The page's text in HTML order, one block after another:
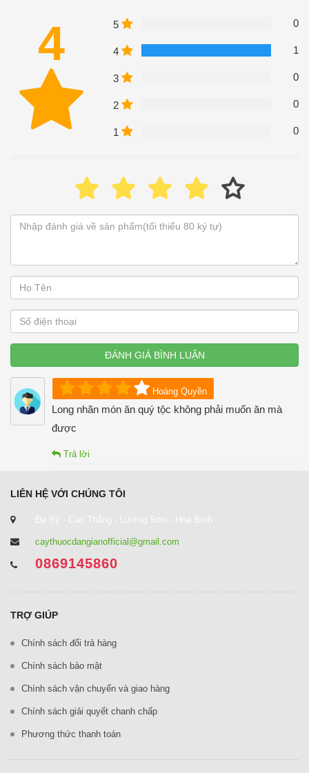
4 5 0
4 1
3 0
2 0
1 0
ĐÁNH GIÁ BÌNH LUẬN
Hoàng Quyền
Long nhãn món ăn quý tộc không phải muốn ăn mà
được
Trả lời
LIÊN HỆ VỚI CHÚNG TÔI
Đa Sỹ - Cao Thắng - Lương Sơn - Hòa Bình
caythuocdangianofficial@gmail.com
0869145860
TRỢ GIÚP
Chính sách đổi trả hàng
Chính sách bảo mật
Chính sách vận chuyển và giao hàng
Chính sách giải quyết chanh chấp
Phương thức thanh toán